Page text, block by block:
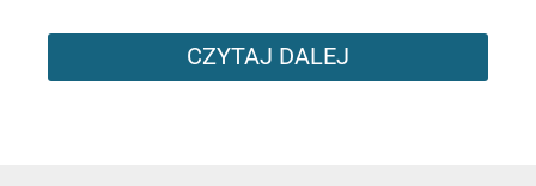
CZYTAJ DALEJ